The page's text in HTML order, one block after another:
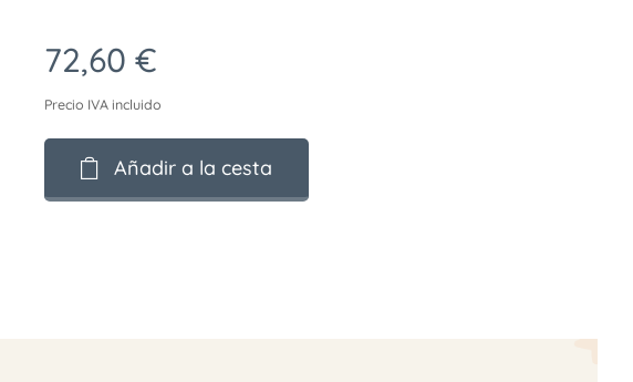
72,60 €
Precio IVA incluido
Añadir a la cesta